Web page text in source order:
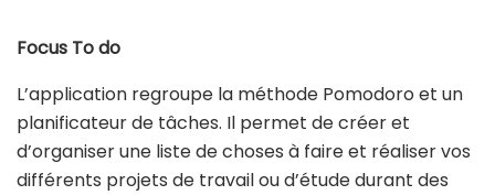
Focus To do
L’application regroupe la méthode Pomodoro et un
planificateur de tâches. Il permet de créer et
d’organiser une liste de choses à faire et réaliser vos
différents projets de travail ou d’étude durant des